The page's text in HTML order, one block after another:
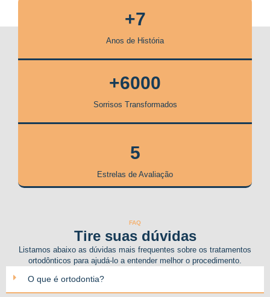
+7
Anos de História
+6000
Sorrisos Transformados
5
Estrelas de Avaliação
FAQ
Tire suas dúvidas
Listamos abaixo as dúvidas mais frequentes sobre os tratamentos
ortodônticos para ajudá-lo a entender melhor o procedimento.
O que é ortodontia?